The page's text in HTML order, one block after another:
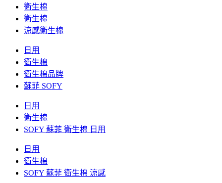
衛生棉
衛生棉
涼感衛生棉
日用
衛生棉
衛生棉品牌
蘇菲 SOFY
日用
衛生棉
SOFY 蘇菲 衛生棉 日用
日用
衛生棉
SOFY 蘇菲 衛生棉 涼感